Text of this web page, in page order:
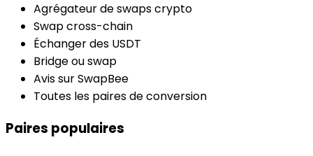
Agrégateur de swaps crypto
Swap cross-chain
Échanger des USDT
Bridge ou swap
Avis sur SwapBee
Toutes les paires de conversion
Paires populaires